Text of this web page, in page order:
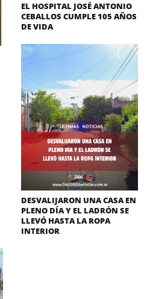
EL HOSPITAL JOSÉ ANTONIO
CEBALLOS CUMPLE 105 AÑOS
DE VIDA
DESVALIJARON UNA CASA EN
PLENO DÍA Y EL LADRÓN SE
LLEVÓ HASTA LA ROPA
INTERIOR